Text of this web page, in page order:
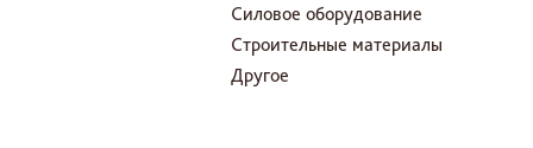
Силовое оборудование
Строительные материалы
Другое